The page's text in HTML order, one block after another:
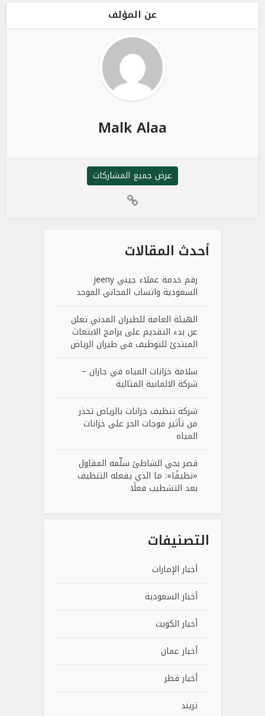
عن المؤلف
Malk Alaa
عرض جميع المشاركات
أحدث المقالات
رقم خدمة عملاء جيني jeeny
السعودية واتساب المجاني الموحد
الهيئة العامة للطيران المدني تعلن
عن بدء التقديم على برامج الابتعاث
المبتدئ للتوظيف في طيران الرياض
سلامة خزانات المياه في جازان –
شركة الالمانية المثالية
شركة تنظيف خزانات بالرياض تحذر
من تأثير موجات الحر على خزانات
المياه
قصر بحي الشاطئ سلّمه المقاول
«نظيفًا»: ما الذي يفعله التنظيف
بعد التشطيب فعلًا
التصنيفات
أخبار الإمارات
أخبار السعودية
أخبار الكويت
أخبار عمان
أخبار قطر
تريند